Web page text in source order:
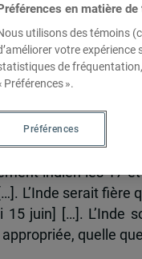
? En 45
le long de la «
même que les
commun, la
tension et
indien les 17
L’Inde serait
juin] […]. L’Inde
quelle
en matière de
utilisons des témoins
votre expérience
de
Préférences ».
Préférences